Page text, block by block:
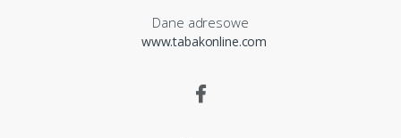
Dane adresowe
www.tabakonline.com